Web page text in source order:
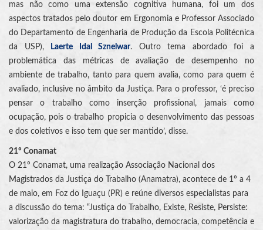
mas não como uma extensão cognitiva humana, foi um dos
aspectos tratados pelo doutor em Ergonomia e Professor Associado
do Departamento de Engenharia de Produção da Escola Politécnica
da USP),
Laerte Idal Sznelwar. Outro tema abordado foi a
problemática das métricas de avaliação de desempenho no
ambiente de trabalho, tanto para quem avalia, como para quem é
avaliado, inclusive no âmbito da Justiça. Para o professor, ‘é preciso
pensar o trabalho como inserção profissional, jamais como
ocupação, pois o trabalho propicia o desenvolvimento das pessoas
e dos coletivos e isso tem que ser mantido’, disse.
21º Conamat
O 21º Conamat, uma realização Associação Nacional dos
Magistrados da Justiça do Trabalho (Anamatra), acontece de 1º a 4
de maio, em Foz do Iguaçu (PR) e reúne diversos especialistas para
a discussão do tema: “Justiça do Trabalho, Existe, Resiste, Persiste:
valorização da magistratura do trabalho, democracia, competência e